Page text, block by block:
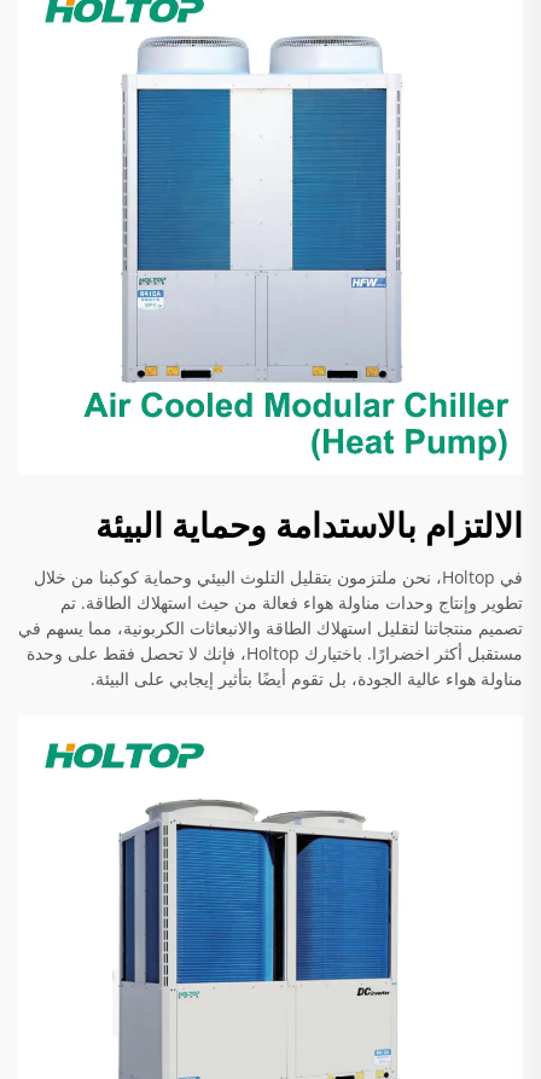
الالتزام بالاستدامة وحماية البيئة
في Holtop، نحن ملتزمون بتقليل التلوث البيئي وحماية كوكبنا من خلال
تطوير وإنتاج وحدات مناولة هواء فعالة من حيث استهلاك الطاقة. تم
تصميم منتجاتنا لتقليل استهلاك الطاقة والانبعاثات الكربونية، مما يسهم في
مستقبل أكثر اخضرارًا. باختيارك Holtop، فإنك لا تحصل فقط على وحدة
مناولة هواء عالية الجودة، بل تقوم أيضًا بتأثير إيجابي على البيئة.